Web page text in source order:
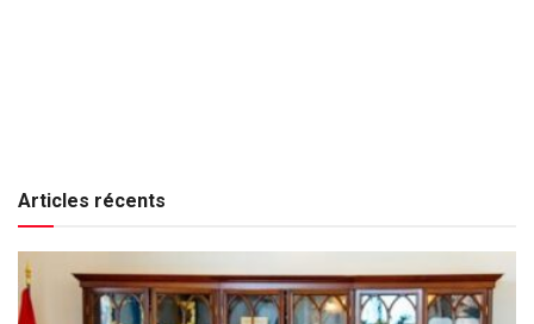
Articles récents